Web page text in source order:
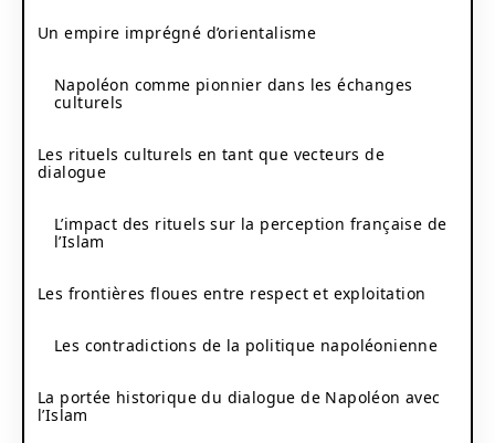
Un empire imprégné d’orientalisme
Napoléon comme pionnier dans les échanges
culturels
Les rituels culturels en tant que vecteurs de
dialogue
L’impact des rituels sur la perception française de
l’Islam
Les frontières floues entre respect et exploitation
Les contradictions de la politique napoléonienne
La portée historique du dialogue de Napoléon avec
l’Islam